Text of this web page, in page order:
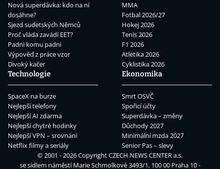
Nová superdávka: kdo na ní
dosáhne?
Sjezd sudetských Němců
Proč vláda zavádí EET?
Padni komu padni
Výpověď z práce vzor
Divoký kačer
MMA
Fotbal 2026/27
Hokej 2026
Tenis 2026
F1 2026
Atletika 2026
Cyklistika 2026
Technologie
SpaceX na burze
Nejlepší telefony
Nejlepší AI zdarma
Nejlepší chytré hodinky
Nejlepší VPN – srovnání
Netflix filmy a seriály
Ekonomika
Smrt OSVČ
Spořicí účty
Superdávka – změny
Důchody 2027
Minimální mzda 2027
Senior Pas – slevy
© 2001 - 2026 CopyrightCZECH NEWS CENTER a.s.
se sídlem náměstí Marie Schmolkové 3493/1, 100 00 Praha 10 -